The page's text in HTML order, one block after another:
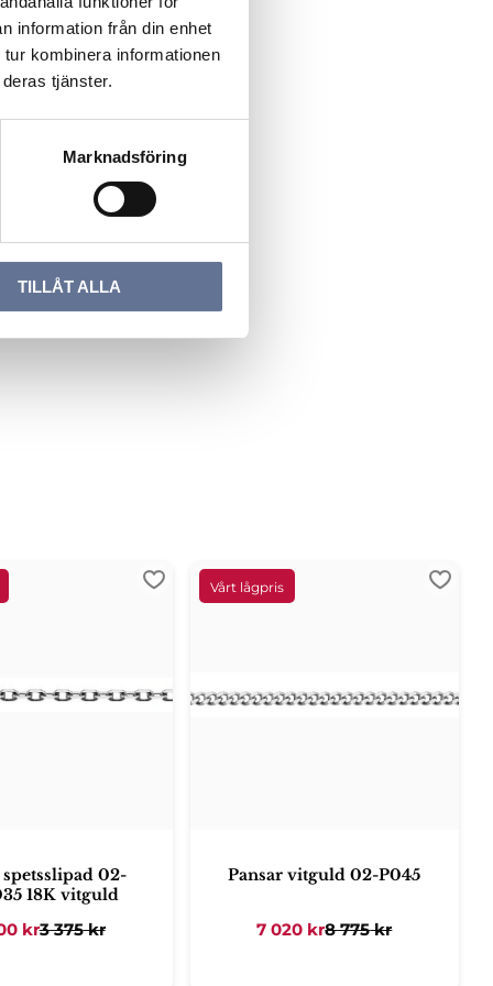
information från din enhet
kombinera informationen
tjänster.
Marknadsföring
TILLÅT ALLA
02-
18K vitguld
kr3 375kr
Lägg till i favoriter
Pansar vitguld 02-P045
7 020 kr8 775kr
Lägg